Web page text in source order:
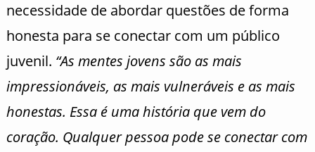
necessidade de abordar questões de forma
honesta para se conectar com um público
juvenil. “As mentes jovens são as mais
impressionáveis, as mais vulneráveis e as mais
honestas. Essa é uma história que vem do
coração. Qualquer pessoa pode se conectar com